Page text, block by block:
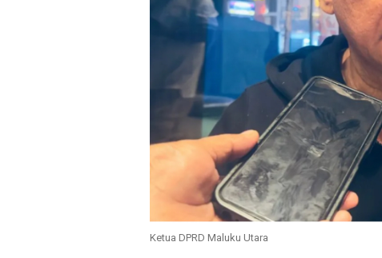
Ketua DPRD Maluku Utara